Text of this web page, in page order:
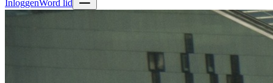
InloggenWord lid